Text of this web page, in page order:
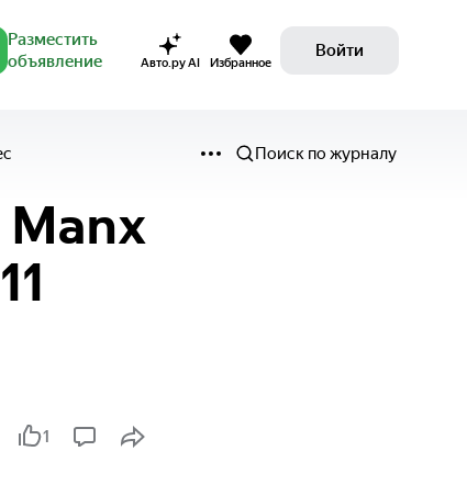
Разместить
объявление
Авто.ру AI Избранное
Войти
Поиск по журналу
1